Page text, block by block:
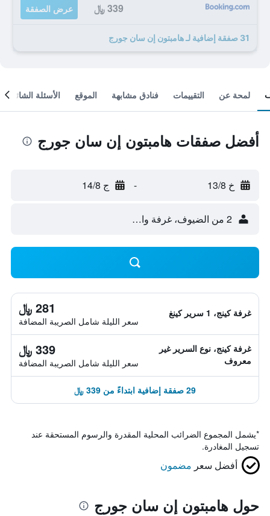
339 ﷼ عرض الصفقة
31 صفقة إضافية لـ هامبتون إن سان جورج
لمحة عن التقييمات فنادق مشابهة الموقع الأسئلة الشائعة
أفضل صفقات هامبتون إن سان جورج
خ 13/8 - ج 14/8
2 من الضيوف، غرفة واحدة
غرفة كينج، 1 سرير كينغ 281 ﷼
سعر الليلة شامل الصريبة المضافة
غرفة كينج، نوع السرير غير
معروف
339 ﷼
سعر الليلة شامل الصريبة المضافة
29 صفقة إضافية ابتداءً من 339 ﷼
*يشمل المجموع الضرائب المحلية المقدرة والرسوم المستحقة عند
تسجيل المغادرة.
أفضل سعر مضمون
حول هامبتون إن سان جورج